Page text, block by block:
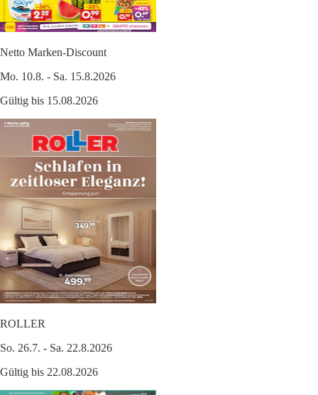
Netto Marken-Discount
Mo. 10.8. - Sa. 15.8.2026
Gültig bis 15.08.2026
ROLLER
So. 26.7. - Sa. 22.8.2026
Gültig bis 22.08.2026